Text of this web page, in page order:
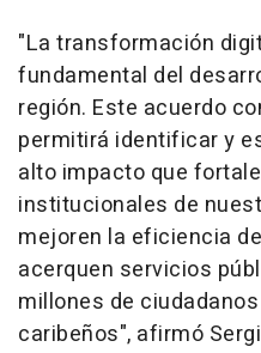
"La transformación
fundamental del
región. Este acuerdo
permitirá identificar y
alto impacto que
institucionales de
mejoren la eficiencia
acerquen servicios
millones de
caribeños", afirmó